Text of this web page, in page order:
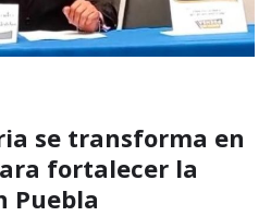
se transforma en
fortalecer la
Puebla